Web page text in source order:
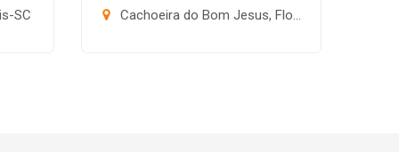
SC Cachoeira do Bom Jesus, Florianópolis-SC